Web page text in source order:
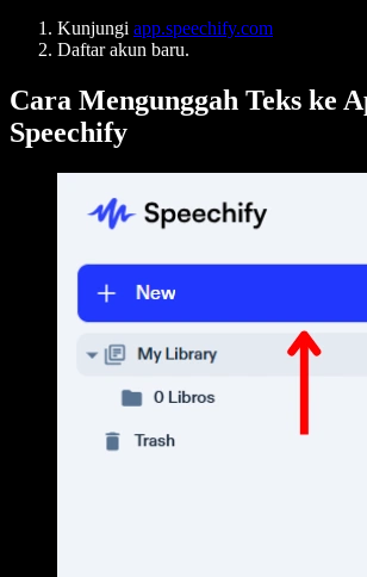
Kunjungi app.speechify.com
Daftar akun baru.
Cara Mengunggah Teks ke
Speechify